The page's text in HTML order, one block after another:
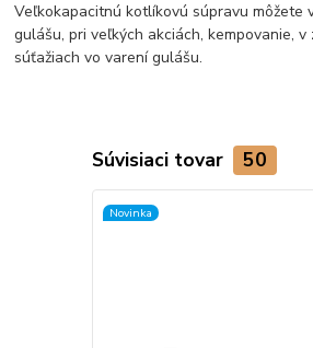
Veľkokapacitnú kotlíkovú súpravu môžete
gulášu, pri veľkých akciách, kempovanie,
súťažiach vo varení gulášu.
Súvisiaci tovar 50
Novinka